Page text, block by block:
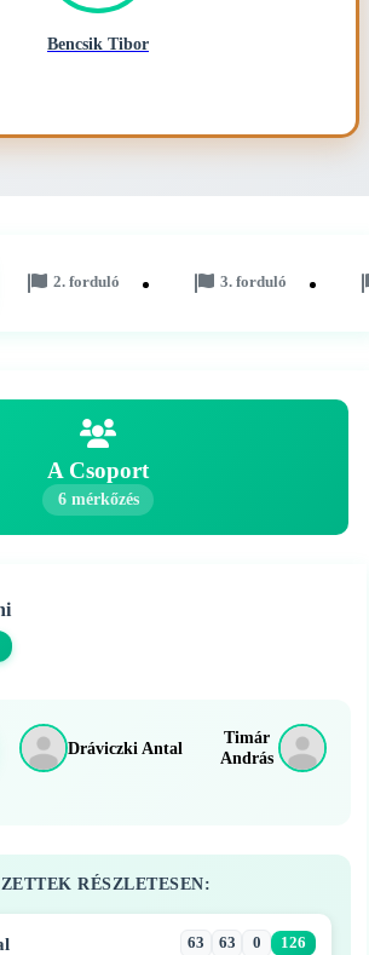
Bencsik Tibor
2. forduló 3. forduló
A Csoport
6 mérkőzés
Dráviczki Antal
Timár
András
RÉSZLETESEN:
63 63 0 126